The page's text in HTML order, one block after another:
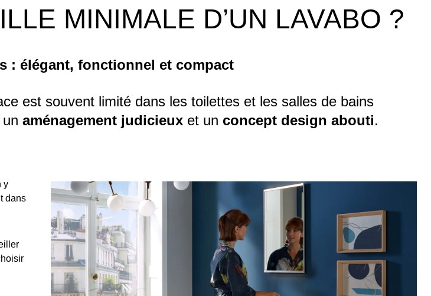
MINIMALE D’UN LAVABO ?
: élégant, fonctionnel et compact
est souvent limité dans les toilettes et les salles de bains
aménagement judicieux et un concept design abouti.
y
dans